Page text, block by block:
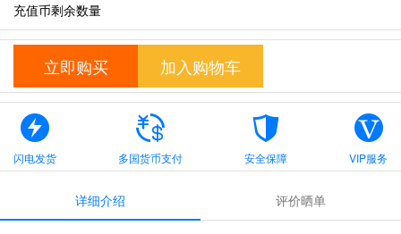
充值币剩余数量
立即购买 加入购物车
闪电发货 多国货币支付 安全保障 VIP服务
详细介绍 评价晒单